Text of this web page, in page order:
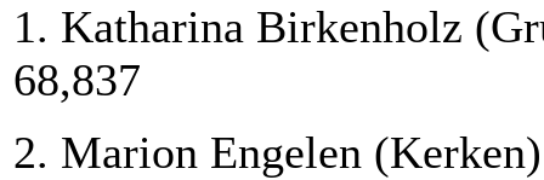
1. Katharina Birkenholz
68,837
2. Marion Engelen